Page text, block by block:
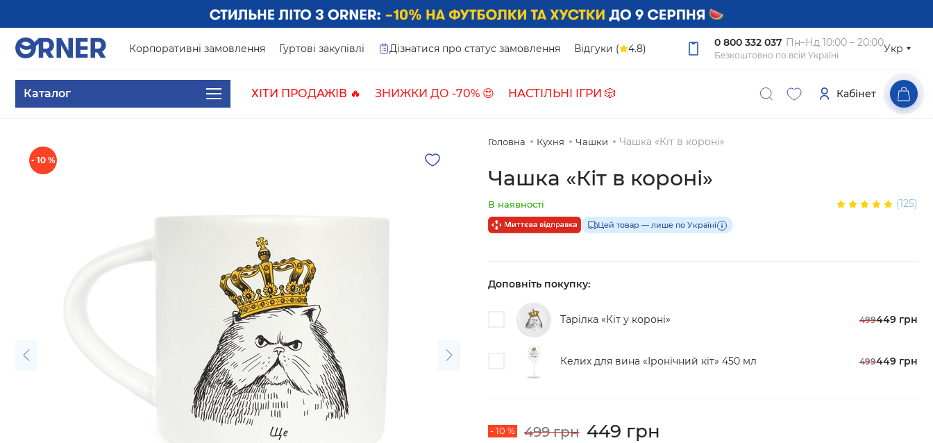
Корпоративні замовлення Гуртові закупівлі Дізнатися про статус замовлення Відгуки ( 4.8) 0 800 332 037 Пн–Нд 10:00 – 20:00
Безкоштовно по всій Україні
Укр
Каталог ХІТИ ПРОДАЖІВ 🔥 ЗНИЖКИ ДО -70% 😍 НАСТІЛЬНІ ІГРИ 🎲 Кабінет
- 10 %
Головна Кухня Чашки Чашка «Кіт в короні»
Чашка «Кіт в короні»
В наявності (125)
Цей товар — лише по Україні
Доповніть покупку:
Тарілка «Кіт у короні» 499449 грн
Келих для вина «Іронічний кіт» 450 мл 499449 грн
- 10 % 499 грн 449 грн